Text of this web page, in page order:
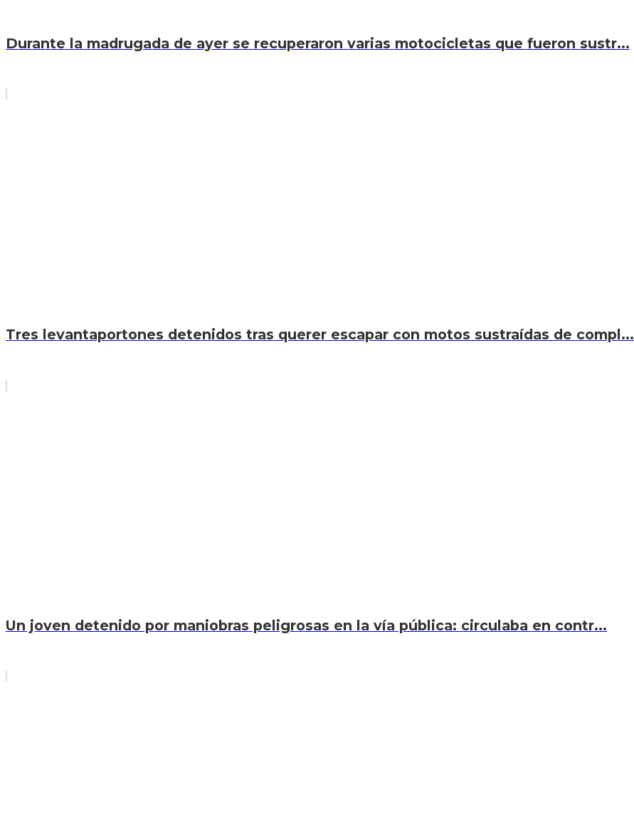
Durante la madrugada de ayer se recuperaron varias motocicletas que fueron sustr...
Tres levantaportones detenidos tras querer escapar con motos sustraídas de compl...
Un joven detenido por maniobras peligrosas en la vía pública: circulaba en contr...